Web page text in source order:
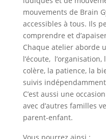
mouvements de Brain
accessibles à tous. Ils
comprendre et
Chaque atelier aborde
l’écoute,
colère, la patience, la
suivis
C’est aussi une
avec d’autres familles
parent-enfant.